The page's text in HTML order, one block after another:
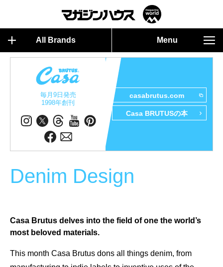
All Brands Menu
毎月9日発売
1998年創刊
casabrutus.com
Casa BRUTUSの本
Denim Design
Casa Brutus delves into the field of one the world’s
most beloved materials.
This month Casa Brutus dons all things denim, from